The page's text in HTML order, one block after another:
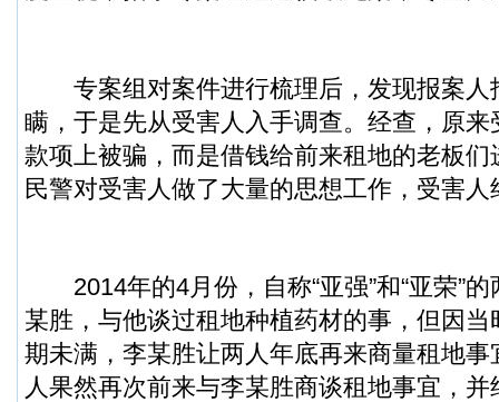
专案组对案件进行梳理后，发现报案人
瞒，于是先从受害人入手调查。经查，原
款项上被骗，而是借钱给前来租地的老板
民警对受害人做了大量的思想工作，受害
2014年的4月份，自称“亚强”和“亚荣”的
某胜，与他谈过租地种植药材的事，但因
期未满，李某胜让两人年底再来商量租地
人果然再次前来与李某胜商谈租地事宜，